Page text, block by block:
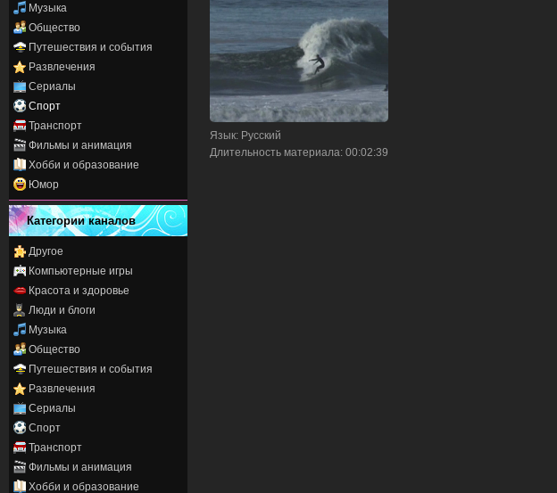
Музыка
Общество
Путешествия и события
Развлечения
Сериалы
Спорт
Транспорт
Фильмы и анимация
Хобби и образование
Юмор
Категории каналов
Другое
Компьютерные игры
Красота и здоровье
Люди и блоги
Музыка
Общество
Путешествия и события
Развлечения
Сериалы
Спорт
Транспорт
Фильмы и анимация
Хобби и образование
Язык: Русский
Длительность материала: 00:02:39